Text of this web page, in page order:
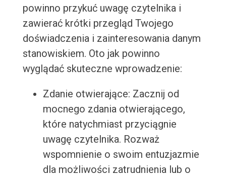
powinno przykuć uwagę czytelnika i
zawierać krótki przegląd Twojego
doświadczenia i zainteresowania danym
stanowiskiem. Oto jak powinno
wyglądać skuteczne wprowadzenie:
Zdanie otwierające: Zacznij od
mocnego zdania otwierającego,
które natychmiast przyciągnie
uwagę czytelnika. Rozważ
wspomnienie o swoim entuzjazmie
dla możliwości zatrudnienia lub o